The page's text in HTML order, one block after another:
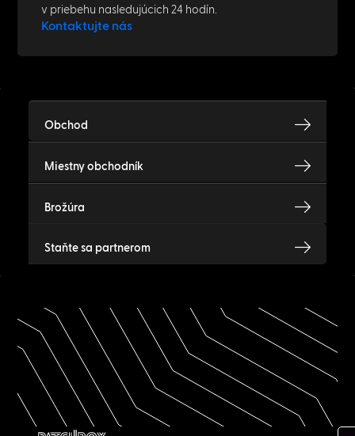
v priebehu nasledujúcich 24 hodín.
Kontaktujte nás
Obchod
Miestny obchodník
Brožúra
Staňte sa partnerom